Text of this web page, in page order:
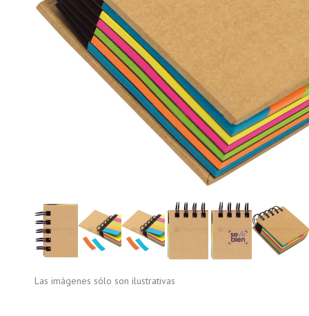
Las imágenes sólo son ilustrativas